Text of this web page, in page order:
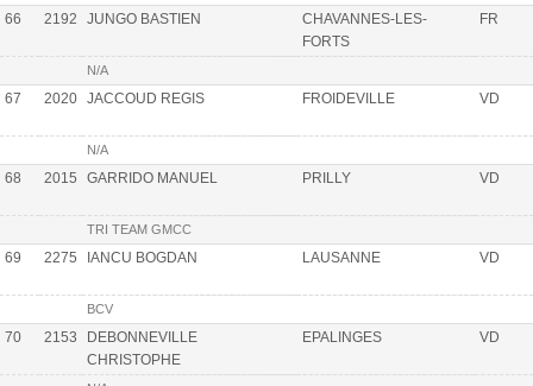
66 2192 JUNGO BASTIEN
CHAVANNES-LES-
FORTS
FR
N/A
67 2020 JACCOUD REGIS FROIDEVILLE VD
N/A
68 2015 GARRIDO MANUEL PRILLY VD
TRI TEAM GMCC
69 2275 IANCU BOGDAN LAUSANNE VD
BCV
70 2153
DEBONNEVILLE
CHRISTOPHE
EPALINGES VD